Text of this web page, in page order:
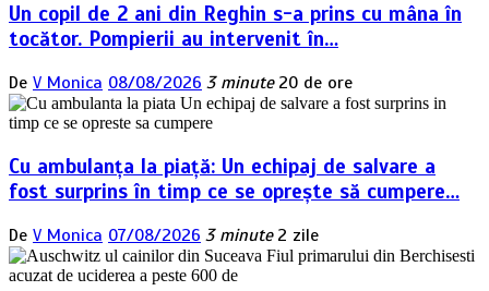
Un copil de 2 ani din Reghin s-a prins cu mâna în
tocător. Pompierii au intervenit în…
De V Monica 08/08/2026 3 minute 20 de ore
Cu ambulanța la piață: Un echipaj de salvare a
fost surprins în timp ce se oprește să cumpere…
De V Monica 07/08/2026 3 minute 2 zile